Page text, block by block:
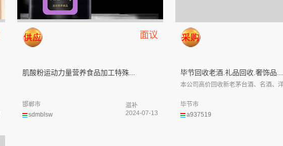
面议
肌酸粉运动力量营养食品加工特殊...
sdmblsw
邯郸市
滋补
2024-07-13
毕节回收老酒.礼品回收.奢饰品...
本公司高价回收新老茅台酒、名酒、
a937519
毕节市